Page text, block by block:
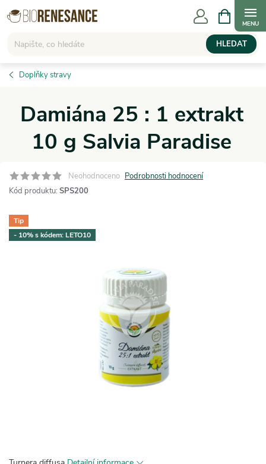
Přejít
na
HLEDAT
NÁKUPNÍ
KOŠÍK
Doplňky stravy
Damiána 25 : 1 extrakt
10 g Salvia Paradise
Neohodnoceno Podrobnosti hodnocení
Kód produktu: SPS200
Tip
- 10% s kódem: LETO10